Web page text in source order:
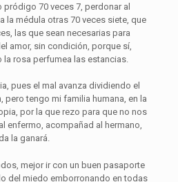
pródigo 70 veces 7, perdonar al
la médula otras 70 veces siete, que
las que sean necesarias para
amor, sin condición, porque sí,
la rosa perfumea las estancias.
pues el mal avanza dividiendo el
pero tengo mi familia humana, en la
por la que rezo para que no nos
enfermo, acompañad al hermano,
la ganará.
mejor ir con un buen pasaporte
del miedo emborronando en todas